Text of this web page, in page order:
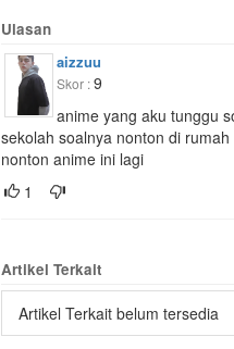
Ulasan
aizzuu
Skor :9
anime yang aku tunggu
sekolah soalnya nonton di
nonton anime ini lagi
1
Artikel Terkait
Artikel Terkait belum tersedia